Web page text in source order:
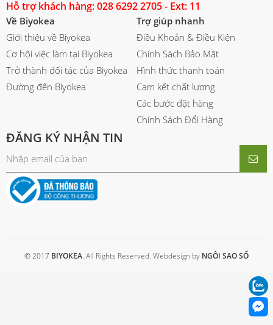
Hỗ trợ khách hàng: 028 6292 2705 - Ext: 11
Về Biyokea
Giới thiệu về Biyokea
Cơ hội việc làm tại Biyokea
Trở thành đối tác của Biyokea
Đường đến Biyokea
Trợ giúp nhanh
Điều Khoản & Điều Kiện
Chính Sách Bảo Mật
Hình thức thanh toán
Cam kết chất lượng
Các bước đặt hàng
Chính Sách Đổi Hàng
ĐĂNG KÝ NHẬN TIN
© 2017 BIYOKEA. All Rights Reserved. Webdesign by NGÔI SAO SỐ